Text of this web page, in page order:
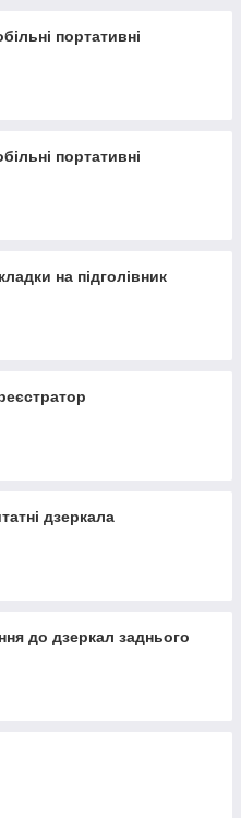
портативні
портативні
на підголівник
дзеркала
до дзеркал заднього